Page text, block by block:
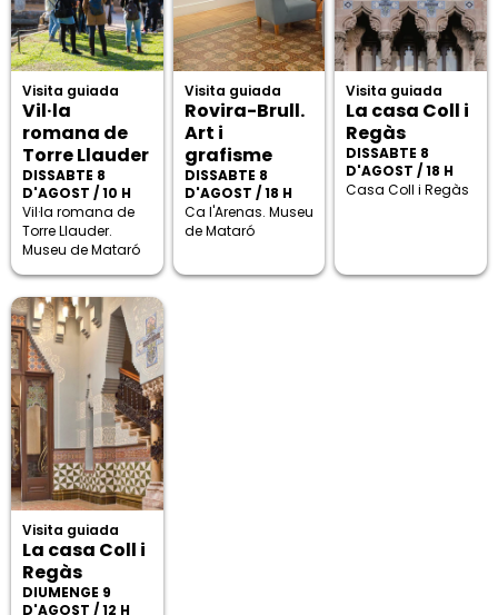
Visita guiada
Vil·la
romana de
Torre Llauder
DISSABTE 8
D'AGOST / 10 H
Vil·la romana de
Torre Llauder.
Museu de Mataró
Visita guiada
Rovira-Brull.
Art i
grafisme
DISSABTE 8
D'AGOST / 18 H
Ca l'Arenas. Museu
de Mataró
Visita guiada
La casa Coll i
Regàs
DISSABTE 8
D'AGOST / 18 H
Casa Coll i Regàs
Visita guiada
La casa Coll i
Regàs
DIUMENGE 9
D'AGOST / 12 H